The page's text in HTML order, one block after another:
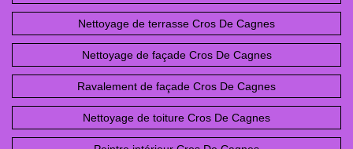
Nettoyage de terrasse Cros De Cagnes
Nettoyage de façade Cros De Cagnes
Ravalement de façade Cros De Cagnes
Nettoyage de toiture Cros De Cagnes